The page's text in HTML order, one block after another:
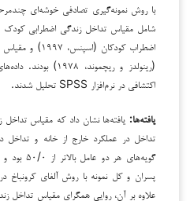
با روش نمونه‌گیری تصادفی خوشه‌ای
اضطراب کودکان
(رینولدز و ریچموند،
اکتشافی در نرم‌افزار SPSS تحلیل شدند.
یافته‌ها: یافته‌ها نشان داد که مقیاس
تداخل در عملکرد خارج از خانه و تداخل
گویه‌های
علاوه بر آن، روایی همگرای مقیاس تداخل